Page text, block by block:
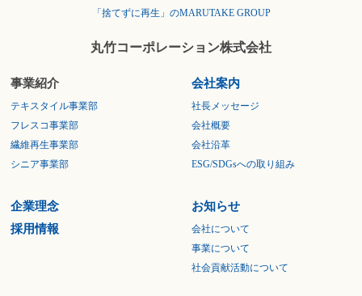
「捨てずに再生」のMARUTAKE GROUP
丸竹コーポレーション株式会社
事業紹介
テキスタイル事業部
フレスコ事業部
繊維再生事業部
シニア事業部
会社案内
社長メッセージ
会社概要
会社沿革
ESG/SDGsへの取り組み
企業理念
採用情報
お知らせ
会社について
事業について
社会貢献活動について